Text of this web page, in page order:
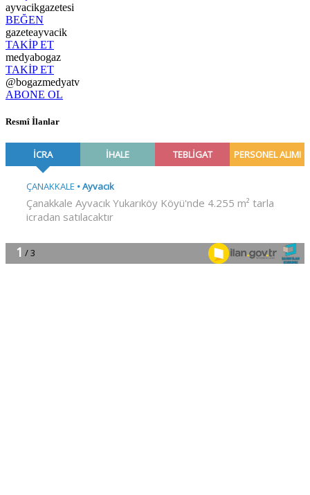
ayvacikgazetesi
BEĞEN
gazeteayvacik
TAKİP ET
medyabogaz
TAKİP ET
@bogazmedyatv
ABONE OL
Resmî İlanlar